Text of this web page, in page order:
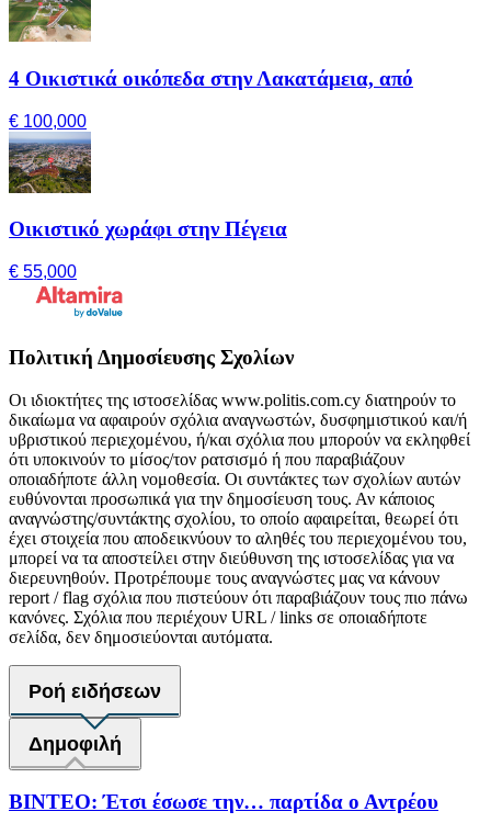
4 Οικιστικά οικόπεδα στην Λακατάμεια, από
€ 100,000
Οικιστικό χωράφι στην Πέγεια
€ 55,000
Πολιτική Δημοσίευσης Σχολίων
Οι ιδιοκτήτες της ιστοσελίδας www.politis.com.cy διατηρούν το
δικαίωμα να αφαιρούν σχόλια αναγνωστών, δυσφημιστικού και/ή
υβριστικού περιεχομένου, ή/και σχόλια που μπορούν να εκληφθεί
ότι υποκινούν το μίσος/τον ρατσισμό ή που παραβιάζουν
οποιαδήποτε άλλη νομοθεσία. Οι συντάκτες των σχολίων αυτών
ευθύνονται προσωπικά για την δημοσίευση τους. Αν κάποιος
αναγνώστης/συντάκτης σχολίου, το οποίο αφαιρείται, θεωρεί ότι
έχει στοιχεία που αποδεικνύουν το αληθές του περιεχομένου του,
μπορεί να τα αποστείλει στην διεύθυνση της ιστοσελίδας για να
διερευνηθούν. Προτρέπουμε τους αναγνώστες μας να κάνουν
report / flag σχόλια που πιστεύουν ότι παραβιάζουν τους πιο πάνω
κανόνες. Σχόλια που περιέχουν URL / links σε οποιαδήποτε
σελίδα, δεν δημοσιεύονται αυτόματα.
Ροή ειδήσεων
Δημοφιλή
ΒΙΝΤΕΟ: Έτσι έσωσε την… παρτίδα ο Αντρέου